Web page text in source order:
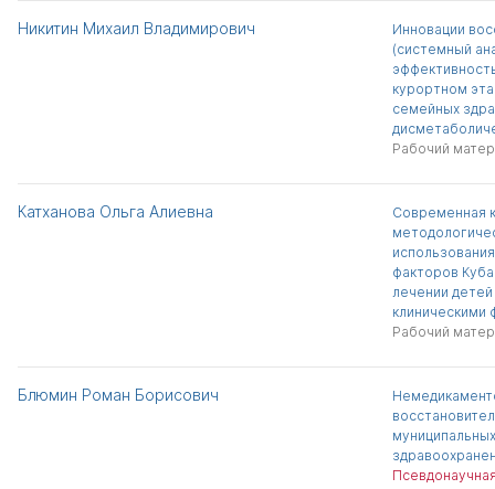
Никитин Михаил Владимирович
Инновации
(системный
курортном
семейных
Рабочий
Катханова Ольга Алиевна
Современная
факторов
лечении
клиническими
Рабочий
Блюмин Роман Борисович